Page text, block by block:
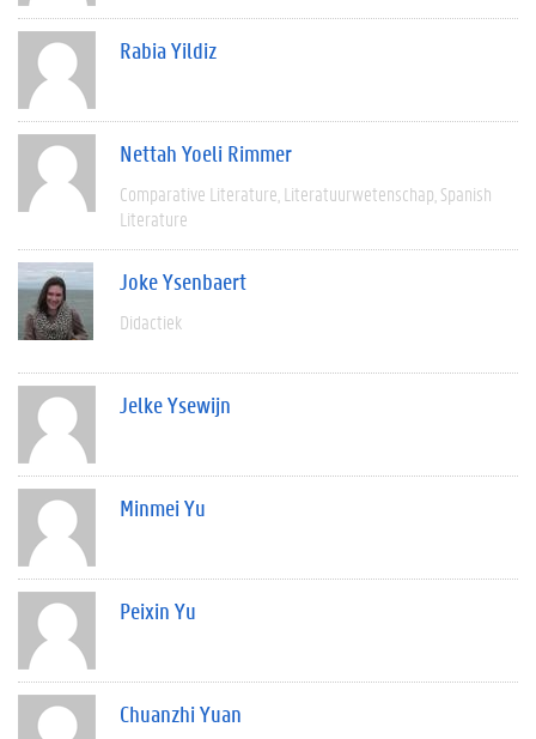
Rabia Yildiz
Nettah Yoeli Rimmer
Comparative Literature Literatuurwetenschap Spanish
Literature
Joke Ysenbaert
Didactiek
Jelke Ysewijn
Minmei Yu
Peixin Yu
Chuanzhi Yuan